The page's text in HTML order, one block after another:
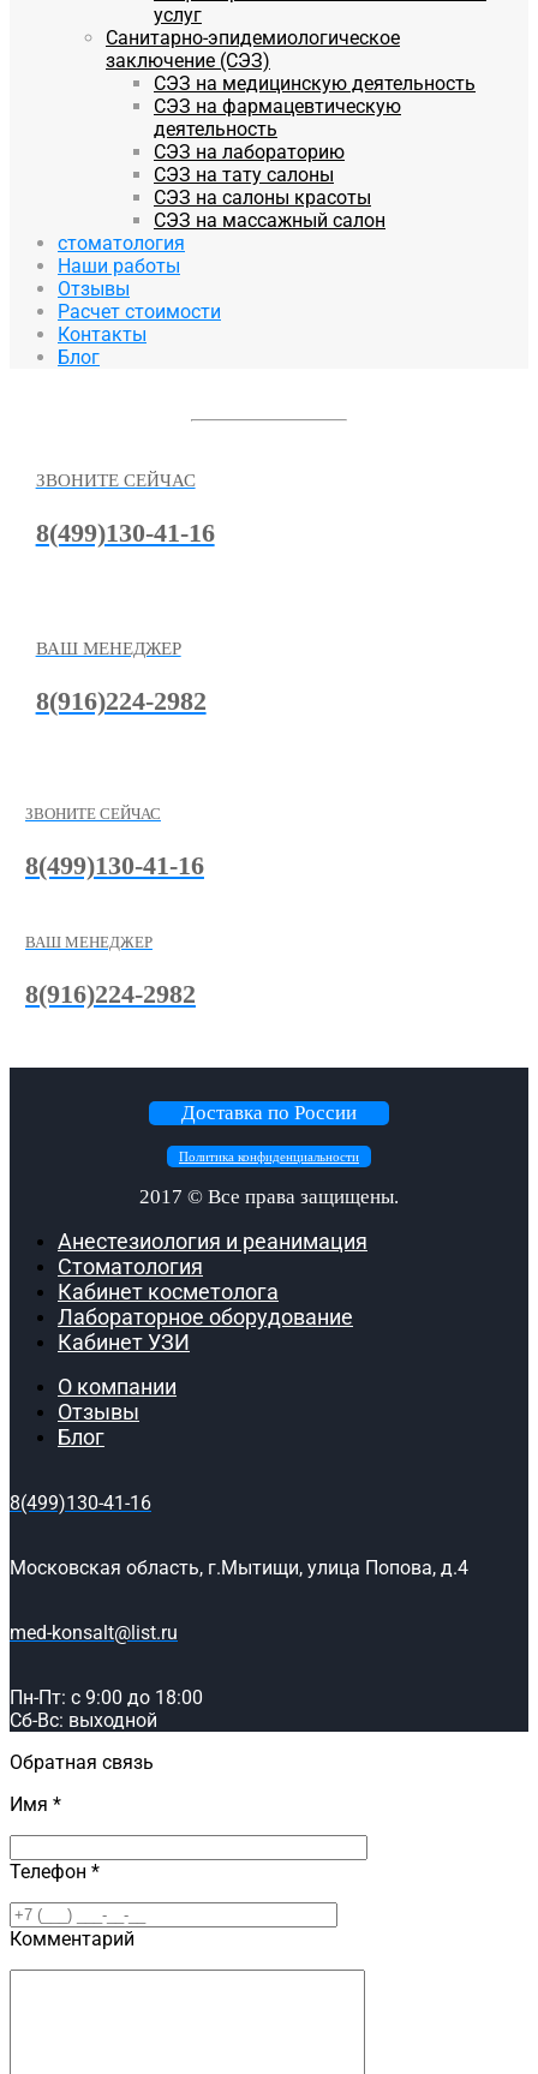
услуг
Санитарно-эпидемиологическое
заключение (СЭЗ)
СЭЗ на медицинскую деятельность
СЭЗ на фармацевтическую
деятельность
СЭЗ на лабораторию
СЭЗ на тату салоны
СЭЗ на салоны красоты
СЭЗ на массажный салон
стоматология
Наши работы
Отзывы
Расчет стоимости
Контакты
Блог
ЗВОНИТЕ СЕЙЧАС
8(499)130-41-16
ВАШ МЕНЕДЖЕР
8(916)224-2982
ЗВОНИТЕ СЕЙЧАС
8(499)130-41-16
ВАШ МЕНЕДЖЕР
8(916)224-2982
Доставка по России
Политика конфиденциальности
2017 © Все права защищены.
Анестезиология и реанимация
Стоматология
Кабинет косметолога
Лабораторное оборудование
Кабинет УЗИ
О компании
Отзывы
Блог
8(499)130-41-16
Московская область, г.Мытищи, улица Попова, д.4
med-konsalt@list.ru
Пн-Пт: с 9:00 до 18:00
Сб-Вс: выходной
Обратная связь
Имя *
Телефон *
Комментарий